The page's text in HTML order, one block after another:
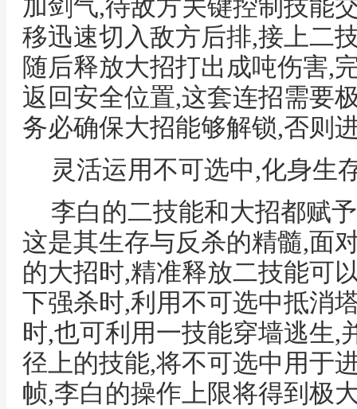
加剑气,待敌方关键控制技能
移迅速切入敌方后排,接上二
随后释放大招打出成吨伤害,
返回安全位置,这套连招需要
务必确保大招能够解锁,否则
灵活运用不可选中,化身生
李白的二技能和大招都赋
这是其生存与反杀的精髓,面
的大招时,精准释放二技能可
下强杀时,利用不可选中抵消
时,也可利用一技能穿墙逃生,
径上的技能,将不可选中用于
帧,李白的操作上限将得到极